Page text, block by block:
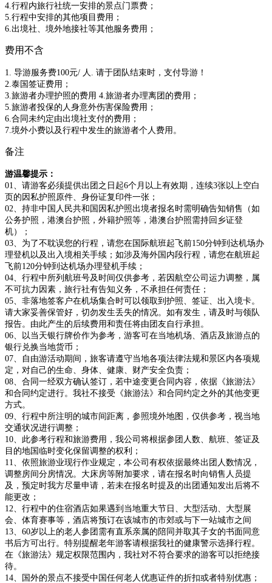
4.行程内旅行社统一安排的景点门票费；
5.行程中安排的其他项目费用；
6.出境社、境外地接社等其他服务费用；
费用不含
1. 导游服务费100元/ 人. 请于团队结束时，支付导游！
2.泰国签证费用；
3.旅游者办理护照的费用 4.旅游者办理离团的费用；
5.旅游者投保的人身意外伤害保险费用；
​6.合同未约定由出境社支付的费用；
7.境外小费以及行程中发生的旅游者个人费用。
备注
游温馨提示：
01、请游客必须提供出团之日起6个月以上有效期，连续3张以上空白
页的因私护照原件、身份证复印件一张；
02、持非中国人民共和国因私护照出境者报名时需明确告知销售（如
公务护照，港澳台护照，外籍护照等，港澳台护照需持回乡证登
机）；
03、为了不耽误您的行程，请您在国际航班起飞前150分钟到达机场办
理登机以及出入境相关手续；如涉及海外国内段行程，请您在航班起
飞前120分钟到达机场办理登机手续；
04、行程中所列航班号及时间仅供参考，若因航空公司运力调整，属
不可抗力因素，旅行社有告知义务，不承担任何责任；
05、非落地签客户在机场集合时可以领取到护照、签证、出入境卡。
请大家妥善保管好，切勿发生丢失的情况。如有发生，请及时与领队
报告。由此产生的后续费用和责任将由团友自行承担。
06、以当天银行牌价作为参考，游客可在当地机场、酒店及旅游点的
银行兑换当地货币；
07、自由游活动期间，旅客请遵守当地各项法律法规和景区内各项规
定，对自己的生命、身体、健康、财产安全负责；
08、合同一经双方确认签订，若中途变更合同内容，依据《旅游法》
和合同约定进行。我社不接受《旅游法》和合同约定之外的其他变更
方式。
09、行程中所注明的城市间距离，参照境外地图，仅供参考，视当地
交通状况进行调整；
10、此参考行程和旅游费用，我公司将根据参团人数、航班、签证及
目的地国临时变化保留调整的权利；
11、依照旅游业现行作业规定，本公司有权依据最终出团人数情况，
调整房间分房情况。大床房等附加要求，请在报名时向销售人员提
及，预定时我方尽量申请，若未在报名时提及的出团通知发出后将不
能更改；
12、行程中的住宿酒店如果遇到当地重大节日、大型活动、大型展
会、体育赛事等，酒店将预订在该城市的市郊或与下一站城市之间
13、60岁以上的老人参团需有直系亲属的陪同并取其子女的书面同意
书后方可出行。特别提醒老年游客请根据我社的健康警示选择行程。
在《旅游法》规定权限范围内，我社对不符合要求的游客可以拒绝接
待。
14、国外的景点不接受中国任何老人优惠证件的折扣或者特别优惠；